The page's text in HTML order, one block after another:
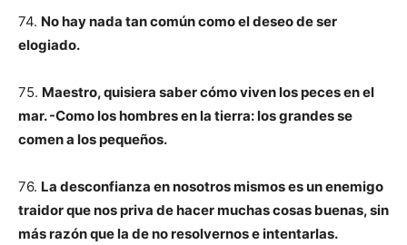
74. No hay nada tan común como el deseo de ser
elogiado.
75. Maestro, quisiera saber cómo viven los peces en el
mar. -Como los hombres en la tierra: los grandes se
comen a los pequeños.
76. La desconfianza en nosotros mismos es un enemigo
traidor que nos priva de hacer muchas cosas buenas, sin
más razón que la de no resolvernos e intentarlas.